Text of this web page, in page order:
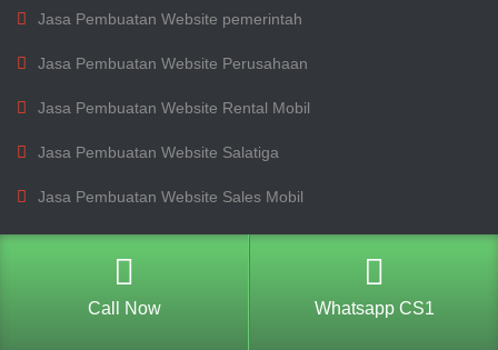
Jasa Pembuatan Website pemerintah
Jasa Pembuatan Website Perusahaan
Jasa Pembuatan Website Rental Mobil
Jasa Pembuatan Website Salatiga
Jasa Pembuatan Website Sales Mobil
Jasa Pembuatan Website sekolah
Jasa Pembuatan Website Semarang
Call Now Whatsapp CS1